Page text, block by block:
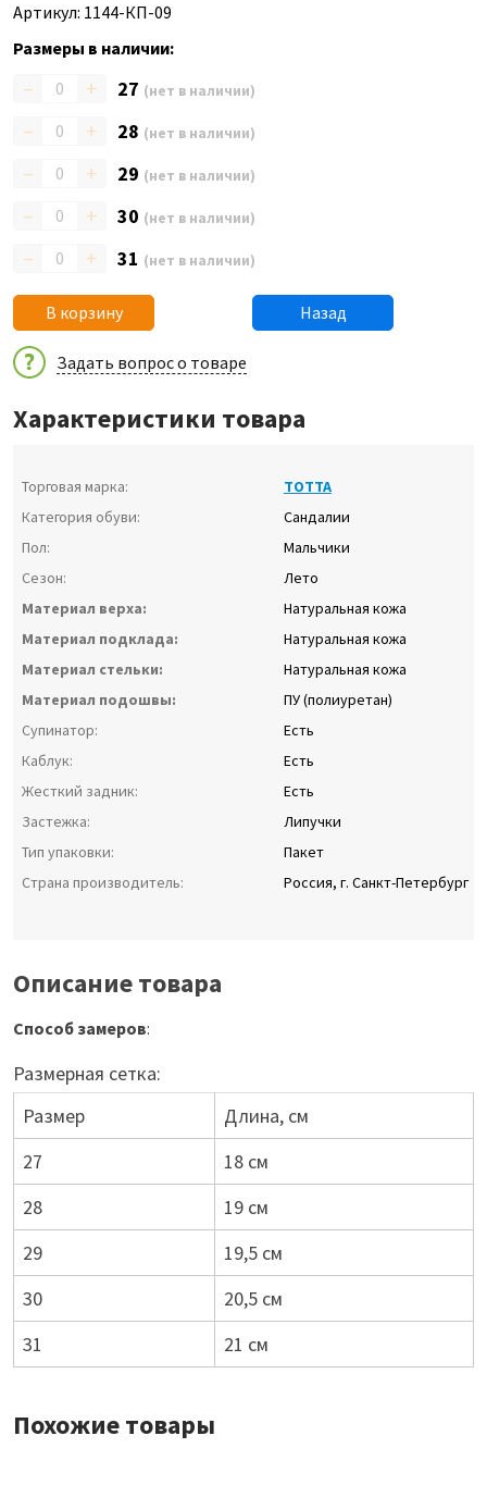
Артикул: 1144-КП-09
Размеры в наличии:
– + 27 (нет в наличии)
– + 28 (нет в наличии)
– + 29 (нет в наличии)
– + 30 (нет в наличии)
– + 31 (нет в наличии)
В корзину Назад
Задать вопрос о товаре
Характеристики товара
Торговая марка:
ТОТТА
Категория обуви:
Сандалии
Пол:
Мальчики
Сезон:
Лето
Материал верха:
Натуральная кожа
Материал подклада:
Натуральная кожа
Материал стельки:
Натуральная кожа
Материал подошвы:
ПУ (полиуретан)
Супинатор:
Есть
Каблук:
Есть
Жесткий задник:
Есть
Застежка:
Липучки
Тип упаковки:
Пакет
Страна производитель:
Россия, г. Санкт-Петербург
Описание товара
Способ замеров:
Размерная сетка:
Размер
Длина, см
27
18 см
28
19 см
29
19,5 см
30
20,5 см
31
21 см
Похожие товары